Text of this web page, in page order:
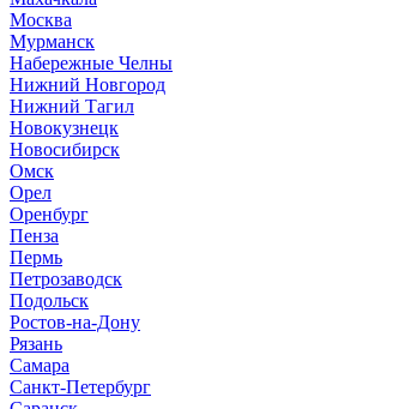
Москва
Мурманск
Набережные Челны
Нижний Новгород
Нижний Тагил
Новокузнецк
Новосибирск
Омск
Орел
Оренбург
Пенза
Пермь
Петрозаводск
Подольск
Ростов-на-Дону
Рязань
Самара
Санкт-Петербург